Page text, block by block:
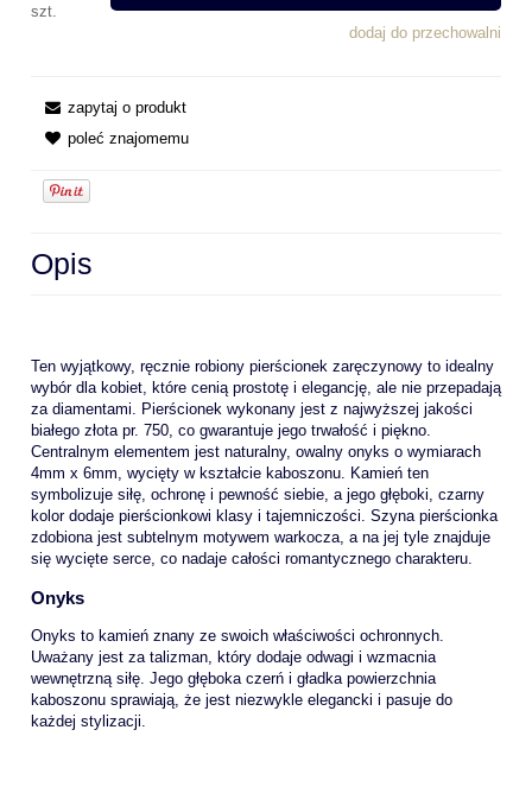
szt.
dodaj do przechowalni
zapytaj o produkt
poleć znajomemu
Opis
Ten wyjątkowy, ręcznie robiony pierścionek zaręczynowy to idealny
wybór dla kobiet, które cenią prostotę i elegancję, ale nie przepadają
za diamentami. Pierścionek wykonany jest z najwyższej jakości
białego złota pr. 750, co gwarantuje jego trwałość i piękno.
Centralnym elementem jest naturalny, owalny onyks o wymiarach
4mm x 6mm, wycięty w kształcie kaboszonu. Kamień ten
symbolizuje siłę, ochronę i pewność siebie, a jego głęboki, czarny
kolor dodaje pierścionkowi klasy i tajemniczości. Szyna pierścionka
zdobiona jest subtelnym motywem warkocza, a na jej tyle znajduje
się wycięte serce, co nadaje całości romantycznego charakteru.
Onyks
Onyks to kamień znany ze swoich właściwości ochronnych.
Uważany jest za talizman, który dodaje odwagi i wzmacnia
wewnętrzną siłę. Jego głęboka czerń i gładka powierzchnia
kaboszonu sprawiają, że jest niezwykle elegancki i pasuje do
każdej stylizacji.